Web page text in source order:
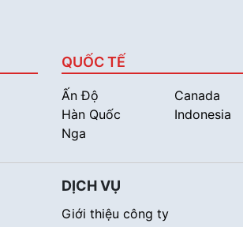
QUỐC TẾ
Ấn Độ Canada
Hàn Quốc
Indonesia
Nga
DỊCH VỤ
Giới thiệu công ty